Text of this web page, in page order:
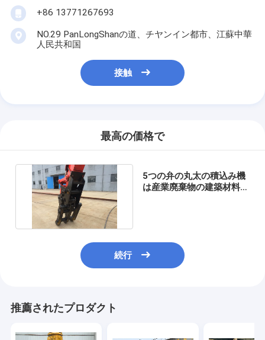
+86 13771267693
NO.29 PanLongShanの道、チヤンイン都市、江蘇中華
人民共和国
接触
最高の価格で
5つの弁の丸太の積込み機
は産業廃棄物の建築材料の
続行
推薦されたプロダクト